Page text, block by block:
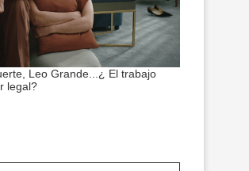
Leo Grande...¿ El trabajo
legal?